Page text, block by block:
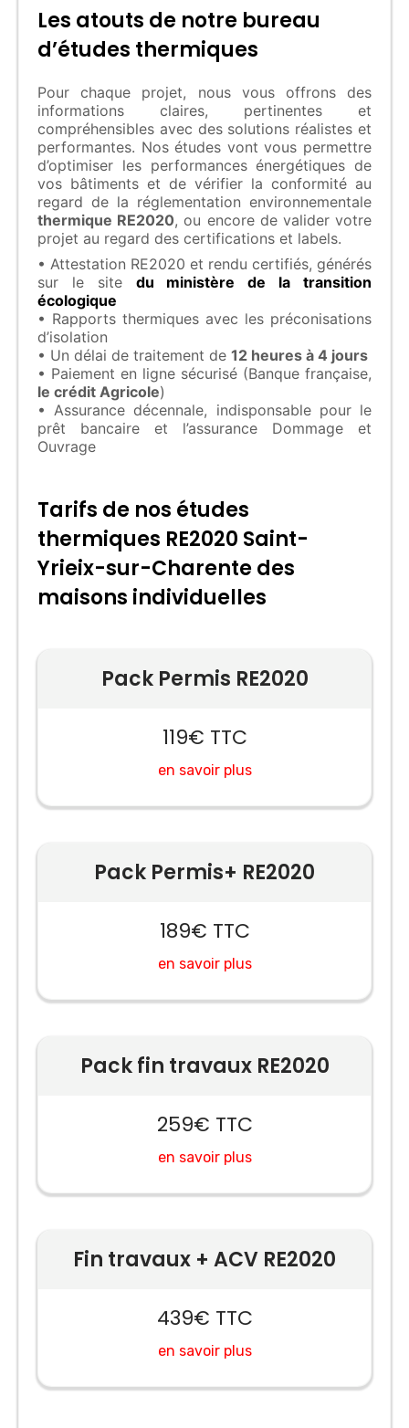
Les atouts de notre bureau
d’études thermiques
Pour chaque projet, nous vous offrons des
informations claires, pertinentes et
compréhensibles avec des solutions réalistes et
performantes. Nos études vont vous permettre
d’optimiser les performances énergétiques de
vos bâtiments et de vérifier la conformité au
regard de la réglementation environnementale
thermique RE2020, ou encore de valider votre
projet au regard des certifications et labels.
• Attestation RE2020 et rendu certifiés, générés
sur le site du ministère de la transition
écologique
• Rapports thermiques avec les préconisations
d’isolation
• Un délai de traitement de 12 heures à 4 jours
• Paiement en ligne sécurisé (Banque française,
le crédit Agricole)
• Assurance décennale, indisponsable pour le
prêt bancaire et l’assurance Dommage et
Ouvrage
Tarifs de nos études
thermiques RE2020 Saint-
Yrieix-sur-Charente des
maisons individuelles
Pack Permis RE2020
119€ TTC
en savoir plus
Pack Permis+ RE2020
189€ TTC
en savoir plus
Pack fin travaux RE2020
259€ TTC
en savoir plus
Fin travaux + ACV RE2020
439€ TTC
en savoir plus